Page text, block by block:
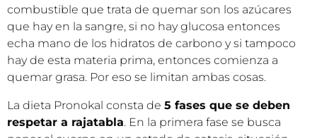
combustible que trata de quemar son los azúcares
que hay en la sangre, si no hay glucosa entonces
echa mano de los hidratos de carbono y si tampoco
hay de esta materia prima, entonces comienza a
quemar grasa. Por eso se limitan ambas cosas.
La dieta Pronokal consta de 5 fases que se deben
respetar a rajatabla. En la primera fase se busca